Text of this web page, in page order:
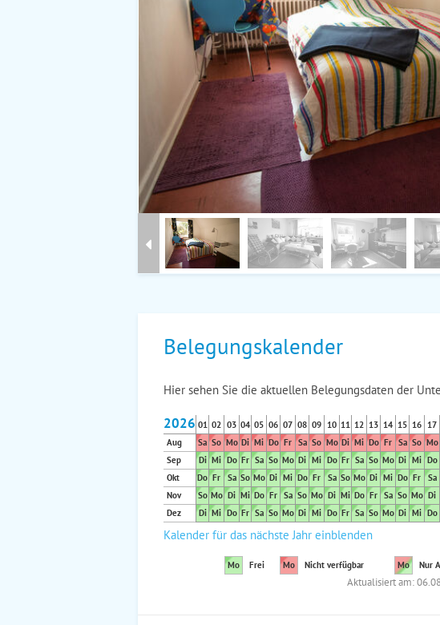
Belegungskalender
Hier sehen Sie die aktuellen Belegungsdaten der
2026 01 02 03 04 05 06 07 08 09 10 11 12 13 14 15 16 17
Aug
Sa So Mo Di Mi Do Fr Sa So Mo Di Mi Do Fr Sa So Mo
Sep
Di Mi Do Fr Sa So Mo Di Mi Do Fr Sa So Mo Di Mi Do
Okt
Do Fr Sa So Mo Di Mi Do Fr Sa So Mo Di Mi Do Fr Sa
Nov
So Mo Di Mi Do Fr Sa So Mo Di Mi Do Fr Sa So Mo Di
Dez
Di Mi Do Fr Sa So Mo Di Mi Do Fr Sa So Mo Di Mi Do
Kalender für das nächste Jahr einblenden
Mo Frei Mo Nicht verfügbar Mo Nur
Aktualisiert am: